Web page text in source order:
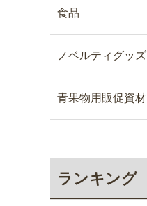
食品
ノベルティグッズ
青果物用販促資材
ランキング